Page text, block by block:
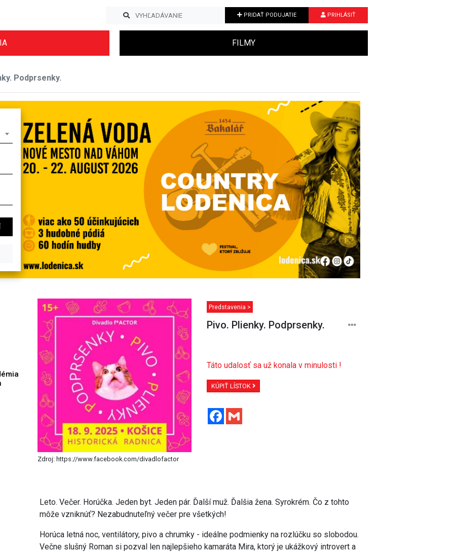
PRIDAŤ PODUJATIE PRIHLÁSIŤ
FILMY
Podprsenky.
Next
Zdroj: https://www.facebook.com/divadlofactor
Predstavenia >
Pivo. Plienky. Podprsenky.
Táto udalosť sa už konala v minulosti !
KÚPIŤ LÍSTOK
Facebook
Leto. Večer. Horúčka. Jeden byt. Jeden pár. Ďalší muž. Ďalšia žena. Syrokrém. Čo z tohto
môže vzniknúť? Nezabudnuteľný večer pre všetkých!
Horúca letná noc, ventilátory, pivo a chrumky - ideálne podmienky na rozlúčku so slobodou.
Večne slušný Roman si pozval len najlepšieho kamaráta Mira, ktorý je ukážkový introvert a